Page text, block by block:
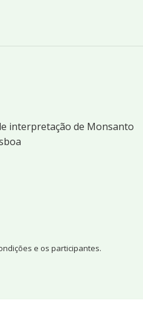
interpretação de Monsanto
e os participantes.